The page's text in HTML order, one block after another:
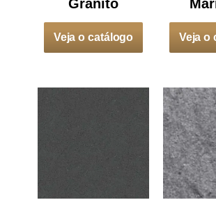
Granito
Veja o catálogo Veja o